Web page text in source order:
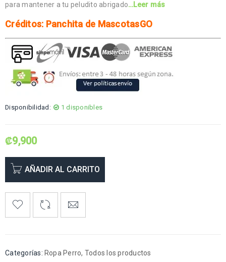
para mantener a tu peludito abrigado…Leer más
Créditos: Panchita de MascotasGO
Disponibilidad: 1 disponibles
₡9,900
AÑADIR AL CARRITO
Categorías: Ropa Perro, Todos los productos